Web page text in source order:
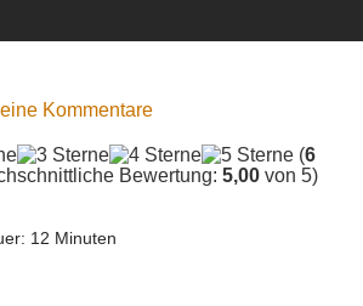
Kommentare
(6
Bewertung: 5,00 von 5)
12 Minuten